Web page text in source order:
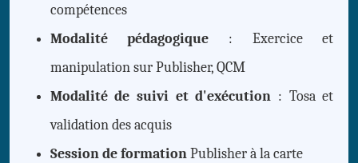
compétences
Modalité pédagogique : Exercice et
manipulation sur Publisher, QCM
Modalité de suivi et d'exécution : Tosa et
validation des acquis
Session de formationPublisher à la carte